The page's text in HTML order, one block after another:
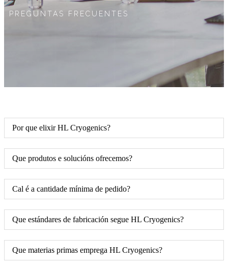
PREGUNTAS FRECUENTES
Por que elixir HL Cryogenics?
Que produtos e solucións ofrecemos?
Cal é a cantidade mínima de pedido?
Que estándares de fabricación segue HL Cryogenics?
Que materias primas emprega HL Cryogenics?